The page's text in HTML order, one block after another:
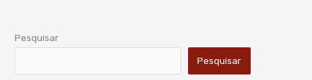
Pesquisar
Pesquisar